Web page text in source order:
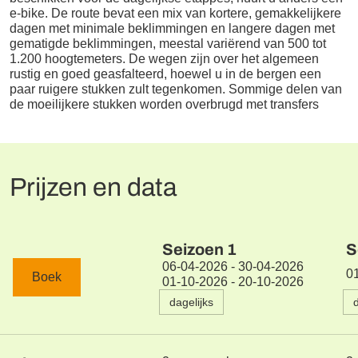
e-bike. De route bevat een mix van kortere, gemakkelijkere
dagen met minimale beklimmingen en langere dagen met
gematigde beklimmingen, meestal variërend van 500 tot
1.200 hoogtemeters. De wegen zijn over het algemeen
rustig en goed geasfalteerd, hoewel u in de bergen een
paar ruigere stukken zult tegenkomen. Sommige delen van
de moeilijkere stukken worden overbrugd met transfers
Prijzen en data
Boek
Seizoen 1
06-04-2026 - 30-04-2026
01-10-2026 - 20-10-2026
dagelijks